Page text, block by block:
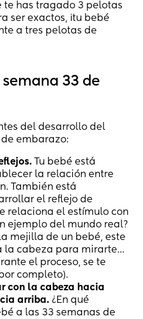
te has tragado 3 pelotas
ser exactos, ¡tu bebé
a tres pelotas de
33 de
del desarrollo del
embarazo:
Tu bebé está
la relación entre
También está
el reflejo de
relaciona el estímulo con
ejemplo del mundo real?
mejilla de un bebé, este
la cabeza para mirarte...
el proceso, se te
completo).
con la cabeza hacia
arriba. ¿En qué
a las 33 semanas de